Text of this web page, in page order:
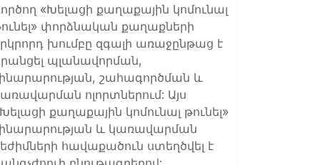
«Խելացի քաղաքային կոմունալ
փորձնական քաղաքների
խումբը զգալի առաջընթաց է
պլանավորման,
շահագործման և
ոլորտներում: Այս
քաղաքային կոմունալ թունել»
և կառավարման
հավաքածուն ստեղծվել է